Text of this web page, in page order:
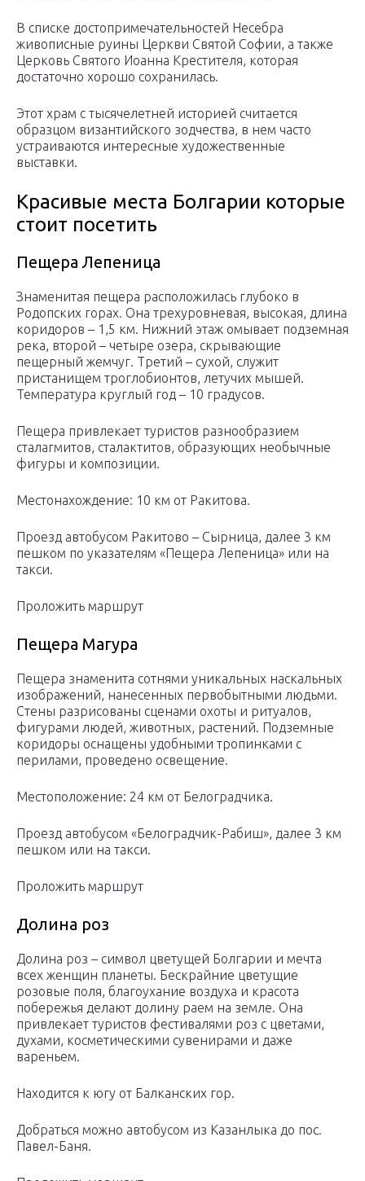
В списке достопримечательностей Несебра
живописные руины Церкви Святой Софии, а также
Церковь Святого Иоанна Крестителя, которая
достаточно хорошо сохранилась.
Этот храм с тысячелетней историей считается
образцом византийского зодчества, в нем часто
устраиваются интересные художественные
выставки.
Красивые места Болгарии которые
стоит посетить
Пещера Лепеница
Знаменитая пещера расположилась глубоко в
Родопских горах. Она трехуровневая, высокая, длина
коридоров – 1,5 км. Нижний этаж омывает подземная
река, второй – четыре озера, скрывающие
пещерный жемчуг. Третий – сухой, служит
пристанищем троглобионтов, летучих мышей.
Температура круглый год – 10 градусов.
Пещера привлекает туристов разнообразием
сталагмитов, сталактитов, образующих необычные
фигуры и композиции.
Местонахождение: 10 км от Ракитова.
Проезд автобусом Ракитово – Сырница, далее 3 км
пешком по указателям «Пещера Лепеница» или на
такси.
Проложить маршрут
Пещера Магура
Пещера знаменита сотнями уникальных наскальных
изображений, нанесенных первобытными людьми.
Стены разрисованы сценами охоты и ритуалов,
фигурами людей, животных, растений. Подземные
коридоры оснащены удобными тропинками с
перилами, проведено освещение.
Местоположение: 24 км от Белоградчика.
Проезд автобусом «Белоградчик-Рабиш», далее 3 км
пешком или на такси.
Проложить маршрут
Долина роз
Долина роз – символ цветущей Болгарии и мечта
всех женщин планеты. Бескрайние цветущие
розовые поля, благоухание воздуха и красота
побережья делают долину раем на земле. Она
привлекает туристов фестивалями роз с цветами,
духами, косметическими сувенирами и даже
вареньем.
Находится к югу от Балканских гор.
Добраться можно автобусом из Казанлыка до пос.
Павел-Баня.